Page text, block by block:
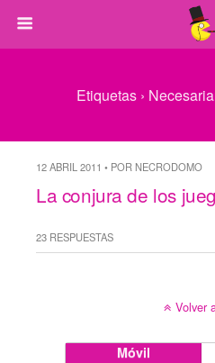
Etiquetas ›
12 ABRIL 2011 • POR NECRODOMO
La conjura de los
23 RESPUESTAS
Volver
Móvil